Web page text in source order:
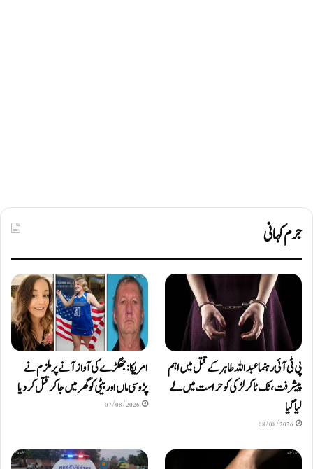
جرم کہانی
پی ٹی آئی رہنما عبداللہ طاہر کے قتل میں اہم
پیشرفت، ٹک ٹاکر لڑکی کو حراست میں لے
لیا گیا
08/08/2026
امریکا: جھگڑے کی آواز آنے پر ملزم نے
پڑوسی ماں اور بیٹی کو گھر میں جا کر قتل کر دیا
07/08/2026